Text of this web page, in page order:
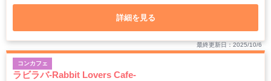
詳細を見る
最終更新日：2025/10/6
コンカフェ
ラビラバ-Rabbit Lovers Cafe-